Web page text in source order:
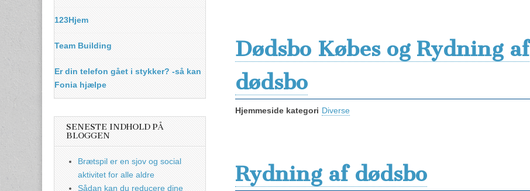
Dødsbo Købes og Rydning af
dødsbo
Hjemmeside kategori Diverse
Rydning af dødsbo
123Hjem
Team Building
Er din telefon gået i stykker? -så kan
Fonia hjælpe
SENESTE INDHOLD PÅ
BLOGGEN
Brætspil er en sjov og social
aktivitet for alle aldre
Sådan kan du reducere dine